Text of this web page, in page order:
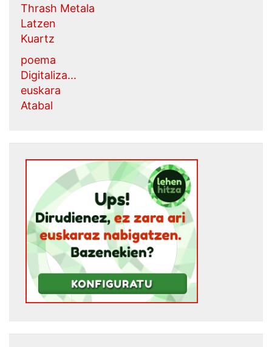
Thrash Metala
Latzen
Kuartz
poema
Digitaliza...
euskara
Atabal